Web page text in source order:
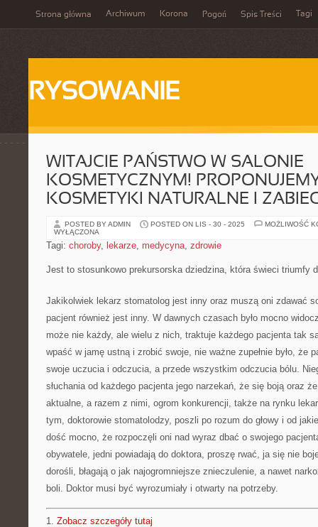
Strona główna Archiwum Korona Pogoń Spis Treści Tagi
RYSOWANIE
WITAJCIE PAŃSTWO W SALONIE
KOSMETYCZNYM!
KOSMETYKI NATURALNE I
POSTED BY ADMIN POSTED ON LIS - 30 - 2025
MOŻLIWOŚĆ
WYŁĄCZONA
Tagi: choroby, lekarze, medycyna, zdrowie
Jest to stosunkowo prekursorska dziedzina, która świeci triumfy
Jakikolwiek lekarz stomatolog jest inny oraz muszą oni zdawać
pacjent również jest inny. W dawnych czasach było mocno
może nie każdy, ale wielu z nich, traktuje każdego pacjenta tak
wpaść w jamę ustną i zrobić swoje, nie ważne zupełnie było, że
swoje uczucia i odczucia, a przede wszystkim odczucia bólu.
słuchania od każdego pacjenta jego narzekań, że się boją oraz
aktualne, a razem z nimi, ogrom konkurencji, także na rynku
tym, doktorowie stomatolodzy, poszli po rozum do głowy i od
dość mocno, że rozpoczęli oni nad wyraz dbać o swojego
obywatele, jedni powiadają do doktora, proszę rwać, ja się nie
dorośli, błagają o jak najogromniejsze znieczulenie, a nawet
boli. Doktor musi być wyrozumiały i otwarty na potrzeby.
1. Zobacz szczegóły tutaj